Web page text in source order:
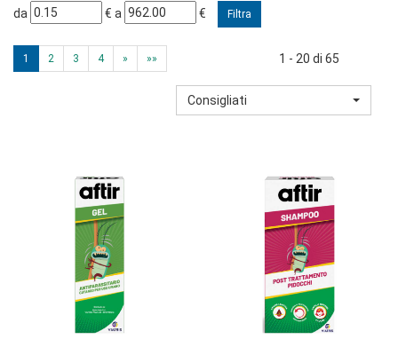
filtra
da € filtra
a €
1 2 3 4 » »» 1 - 20 di 65
Consigliati